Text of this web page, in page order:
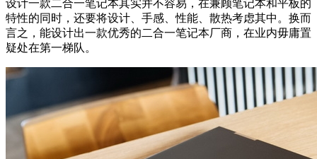
设计一款二合一笔记本其实并不容易，在兼顾笔记本和平板的
特性的同时，还要将设计、手感、性能、散热考虑其中。换而
言之，能设计出一款优秀的二合一笔记本厂商，在业内毋庸置
疑处在第一梯队。